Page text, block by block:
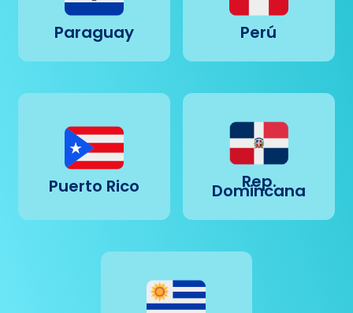
Paraguay Perú
Puerto Rico Rep.
Domincana